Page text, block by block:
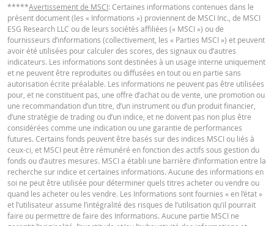
Barrière
désactivante
57,05 -
Levier 2,98
-
Valeur
position (CHF)
5,50 -
Mini Future
(CHF)
5,50 -
Ce calculateur de Mini est seulement à titre informatif et ne constitue en
cas une offre ou sollicitation pour traiter ces produits. Nous n'assumons
responsabilité concernant l'exactitude, l'exhaustivité et la promptitude des
données fournies. En particulier, il doit être pris en compte que le
Mini Future ne considère aucun dividende et est basé sur la supposition que
ajustements sur la barrier désactivante peuvent être faits au jour le jour,
que les conditions des produits impliquent régulièrement des ajustements
TERMSHEET
Français (Suisse) PDF
FINAL TERMS
Français (Suisse) PDF
DOCUMENT D'INFORMATIONS CLÉS
*****Avertissement de MSCI: Certaines informations contenues dans le
présent document (les « Informations ») proviennent de MSCI Inc., de MSCI
ESG Research LLC ou de leurs sociétés affiliées (« MSCI ») ou de
fournisseurs d’informations (collectivement, les « Parties MSCI ») et peuvent
avoir été utilisées pour calculer des scores, des signaux ou d’autres
indicateurs. Les informations sont destinées à un usage interne uniquement
et ne peuvent être reproduites ou diffusées en tout ou en partie sans
autorisation écrite préalable. Les informations ne peuvent pas être utilisées
pour, et ne constituent pas, une offre d’achat ou de vente, une promotion ou
une recommandation d’un titre, d’un instrument ou d’un produit financier,
d’une stratégie de trading ou d’un indice, et ne doivent pas non plus être
considérées comme une indication ou une garantie de performances
futures. Certains fonds peuvent être basés sur des indices MSCI ou liés à
ceux-ci, et MSCI peut être rémunéré en fonction des actifs sous gestion du
fonds ou d’autres mesures. MSCI a établi une barrière d’information entre la
recherche sur indice et certaines informations. Aucune des informations en
soi ne peut être utilisée pour déterminer quels titres acheter ou vendre ou
quand les acheter ou les vendre. Les Informations sont fournies « en l’état »
et l’utilisateur assume l’intégralité des risques de l’utilisation qu’il pourrait
faire ou permettre de faire des Informations. Aucune partie MSCI ne